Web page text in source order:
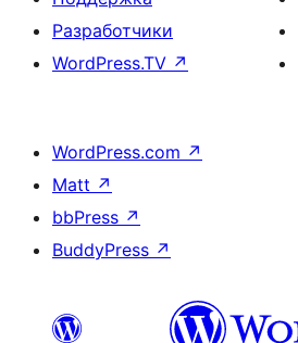
Разработчики
WordPress.TV ↗
WordPress.com ↗
Matt ↗
bbPress ↗
BuddyPress ↗